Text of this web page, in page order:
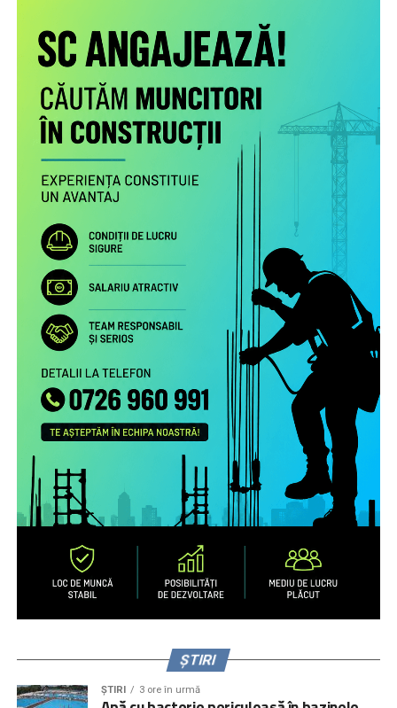
Scopul proiectului este creşterea gradului de
conştientizare a părinţilor români care muncesc în alte
state cu privire la nevoile copiilor rămaşi acasă,
necesitatea menţinerii comunicării cu aceştia şi cu
persoanele în grija cărora au rămas şi a legăturii cu
comunitatea de proveniență.
Proiectul include următoarele activități:
Studiu la nivel european privind patternurile de relaționare,
practicile de exercitare a rolului parental la distanță și
nevoile de sprijin ale familiilor transnaționale, în special ale
părinților români aflați la muncă în străinătate.
Campanie de informare și conștientizare cu privire la
nevoile copiilor rămaşi acasă, necesitatea menţinerii
comunicării cu aceştia şi cu persoanele în grija cărora au
rămas copiii şi a legăturii cu comunitatea de proveniență
(online, media) pentru peste 1.000.000 de români care
muncesc/trăiesc în alte state.
Servicii de informare şi consiliere pe teme psiho-
emoţionale şi juridice pentru 2.700 de părinţi români care
muncesc în alte state – prin intermediul secțiunii
interactive a site-ului
www.copiisinguriacasa.ro, liniei
telefonice dedicate, activităţi de informare și consiliere a
organizate în mediul rural și urban mic.
ȘTIRI
ȘTIRI 3 ore în urmă